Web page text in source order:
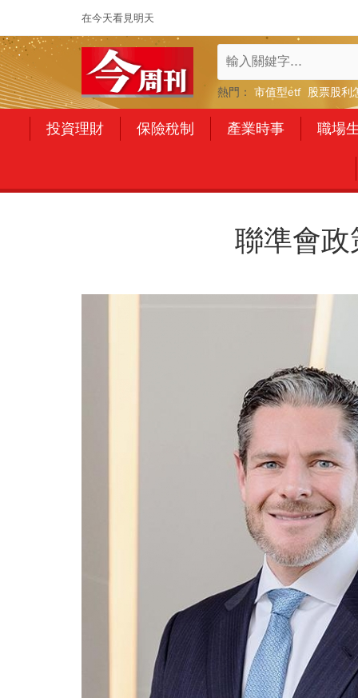
在今天看見明天
熱門： 市值型etf 股票股利
投資理財 保險稅制 產業時事 職場
聯準會